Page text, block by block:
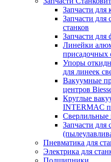
Запчасти для
Запчасти для
станков
Запчасти для
Линейки
присадочных
Упоры
для линеек
Вакуумные
центров
Круглые
INTERMAC
Сверлильные
Запчасти для
Пневматика для
Электрика для
Подшипники